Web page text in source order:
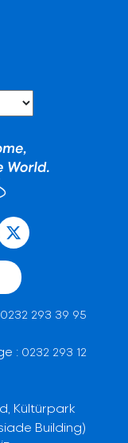
0232 293 39 95
: 0232 293 12
Kültürpark
Building)